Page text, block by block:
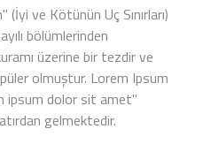
ve Kötünün Uç Sınırları)
bölümlerinden
üzerine bir tezdir ve
olmuştur. Lorem Ipsum
ipsum dolor sit amet"
gelmektedir.